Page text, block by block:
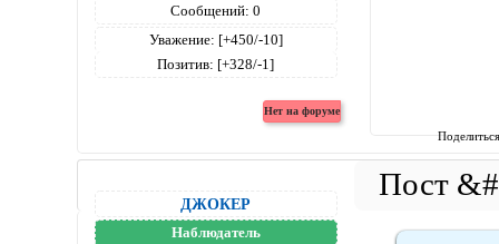
Сообщений: 0
Уважение: [+450/-10]
Позитив: [+328/-1]
ДЖОКЕР
Наблюдатель